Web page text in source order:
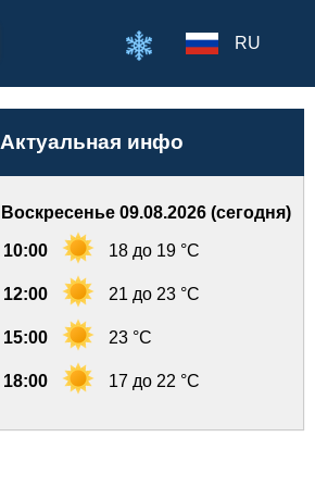
RU
Актуальная инфо
Воскресенье 09.08.2026 (сегодня)
10:00 18 до 19 °C
12:00 21 до 23 °C
15:00 23 °C
18:00 17 до 22 °C